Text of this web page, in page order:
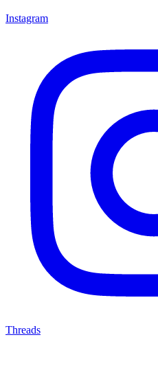
Instagram
Threads